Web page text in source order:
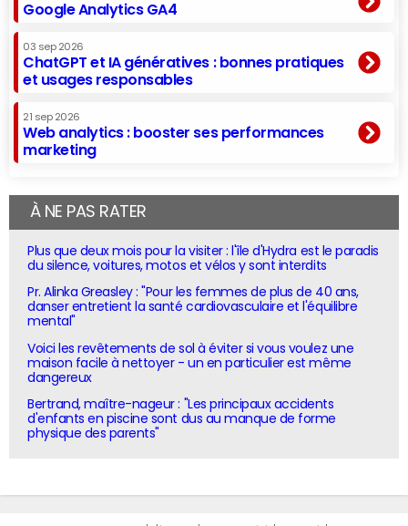
Google Analytics GA4
03 sep 2026
ChatGPT et IA génératives : bonnes pratiques
et usages responsables
21 sep 2026
Web analytics : booster ses performances
marketing
À NE PAS RATER
Plus que deux mois pour la visiter : l'île d'Hydra est le paradis
du silence, voitures, motos et vélos y sont interdits
Pr. Alinka Greasley : "Pour les femmes de plus de 40 ans,
danser entretient la santé cardiovasculaire et l'équilibre
mental"
Voici les revêtements de sol à éviter si vous voulez une
maison facile à nettoyer - un en particulier est même
dangereux
Bertrand, maître-nageur : "Les principaux accidents
d'enfants en piscine sont dus au manque de forme
physique des parents"